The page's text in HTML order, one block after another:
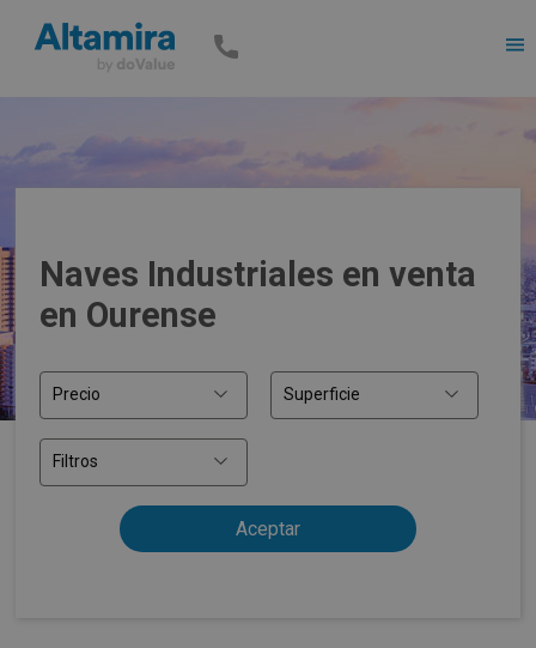
Naves Industriales en venta
en Ourense
Precio Superficie
Filtros